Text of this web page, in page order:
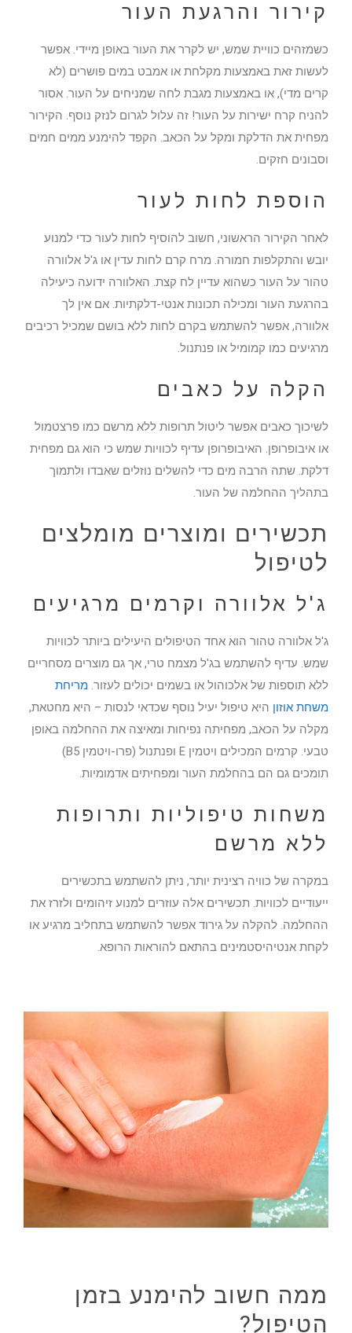
קירור והרגעת העור
כשמזהים כוויית שמש, יש לקרר את העור באופן מיידי. אפשר
לעשות זאת באמצעות מקלחת או אמבט במים פושרים (לא
קרים מדי), או באמצעות מגבת לחה שמניחים על העור. אסור
להניח קרח ישירות על העור! זה עלול לגרום לנזק נוסף. הקירור
מפחית את הדלקת ומקל על הכאב. הקפד להימנע ממים חמים
וסבונים חזקים.
הוספת לחות לעור
לאחר הקירור הראשוני, חשוב להוסיף לחות לעור כדי למנוע
יובש והתקלפות חמורה. מרח קרם לחות עדין או ג'ל אלוורה
טהור על העור כשהוא עדיין לח קצת. האלוורה ידועה כיעילה
בהרגעת העור ומכילה תכונות אנטי-דלקתיות. אם אין לך
אלוורה, אפשר להשתמש בקרם לחות ללא בושם שמכיל רכיבים
מרגיעים כמו קמומיל או פנתנול.
הקלה על כאבים
לשיכוך כאבים אפשר ליטול תרופות ללא מרשם כמו פרצטמול
או איבופרופן. האיבופרופן עדיף לכוויות שמש כי הוא גם מפחית
דלקת. שתה הרבה מים כדי להשלים נוזלים שאבדו ולתמוך
בתהליך ההחלמה של העור.
תכשירים ומוצרים מומלצים
לטיפול
ג'ל אלוורה וקרמים מרגיעים
ג'ל אלוורה טהור הוא אחד הטיפולים היעילים ביותר לכוויות
שמש. עדיף להשתמש בג'ל מצמח טרי, אך גם מוצרים מסחריים
ללא תוספות של אלכוהול או בשמים יכולים לעזור.מריחת
משחת אוזוןהיא טיפול יעיל נוסף שכדאי לנסות – היא מחטאת,
מקלה על הכאב, מפחיתה נפיחות ומאיצה את ההחלמה באופן
טבעי. קרמים המכילים ויטמין E ופנתנול (פרו-ויטמין B5)
תומכים גם הם בהחלמת העור ומפחיתים אדמומיות.
משחות טיפוליות ותרופות
ללא מרשם
במקרה של כוויה רצינית יותר, ניתן להשתמש בתכשירים
ייעודיים לכוויות. תכשירים אלה עוזרים למנוע זיהומים ולזרז את
ההחלמה. להקלה על גירוד אפשר להשתמש בתחליב מרגיע או
לקחת אנטיהיסטמינים בהתאם להוראות הרופא.
ממה חשוב להימנע בזמן
הטיפול?